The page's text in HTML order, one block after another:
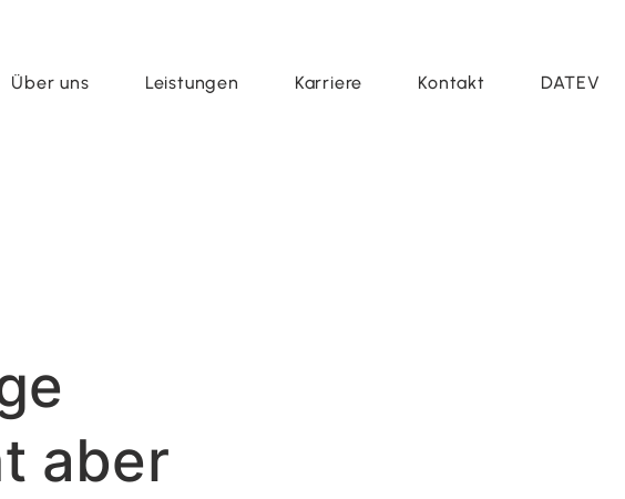
Über uns Leistungen Karriere Kontakt DATEV
aber